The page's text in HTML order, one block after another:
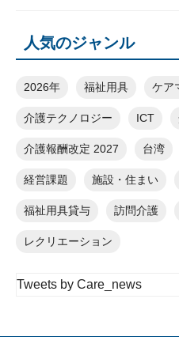
人気のジャンル
2026年 福祉用具 ケア
介護テクノロジー ICT
介護報酬改定 2027 台湾
経営課題 施設・住まい
福祉用具貸与 訪問介護
レクリエーション
Tweets by Care_news